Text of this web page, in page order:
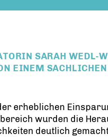
SARAH WEDL-
EINEM
erheblichen
wurden die
deutlich